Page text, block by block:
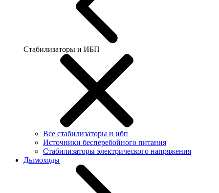
Стабилизаторы и ИБП
Все стабилизаторы и ибп
Источники бесперебойного питания
Стабилизаторы электрического напряжения
Дымоходы